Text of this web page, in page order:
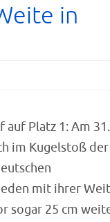
in
Platz 1: Am 31.
im Kugelstoß der
mit ihrer
sogar 25 cm